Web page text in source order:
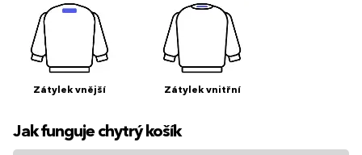
Zátylek vnější Zátylek vnitřní
Jak funguje chytrý košík